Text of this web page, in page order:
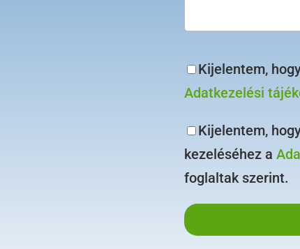
Kijelentem,
Adatkezelési
Kijelentem,
kezeléséhez a
foglaltak szerint.